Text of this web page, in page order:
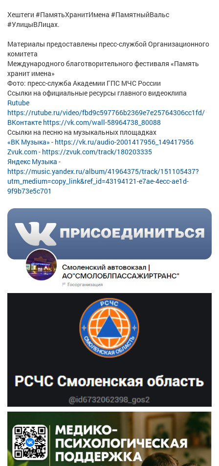
Хештеги #ПамятьХранитИмена #ПамятныйВальс
#УлицыВЛицах.
Материалы предоставлены пресс-службой Организационного
комитета
Международного благотворительного фестиваля «Память
хранит имена»
Фото: пресс-служба Академии ГПС МЧС России
Ссылки на официальные ресурсы главного видеоклипа
Rutube
https://rutube.ru/video/fbd9c597766b2369e7e25764306cc1fd/
ВКонтакте https://vk.com/wall-58964738_80088
Ссылки на песню на музыкальных площадках
«ВК Музыка» - https://vk.ru/audio-2001417956_149417956
Zvuk.com - https://zvuk.com/track/180203335
Яндекс Музыка -
https://music.yandex.ru/album/41964375/track/151105437?
utm_medium=copy_link&ref_id=43194121-e7ae-4ecc-ae1d-
9f9b73e5c701